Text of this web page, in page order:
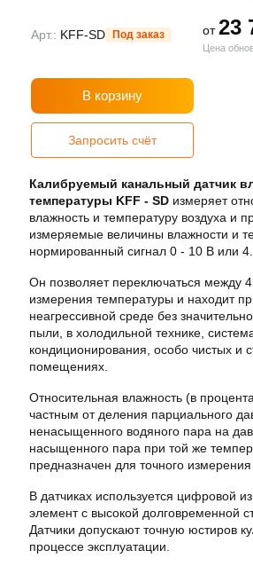
Арт.: KFF-SD Под заказ от23
Цена
В корзину
Запросить счёт
Калибруемый канальный датчик
температуры KFF - SD измеряет
влажность и температуру воздуха и
измеряемые величины влажности и
нормированный сигнал 0 - 10 В или
Он позволяет переключаться между
измерения температуры и находит
неагрессивной среде без
пыли, в холодильной технике,
кондиционирования, особо чистых и
помещениях.
Относительная влажность (в
частным от деления парциального
ненасыщенного водяного пара на
насыщенного пара при той же
предназначен для точного измерения
В датчиках используется цифровой
элемент с высокой долговременной
Датчики допускают точную юстиров
процессе эксплуатации.